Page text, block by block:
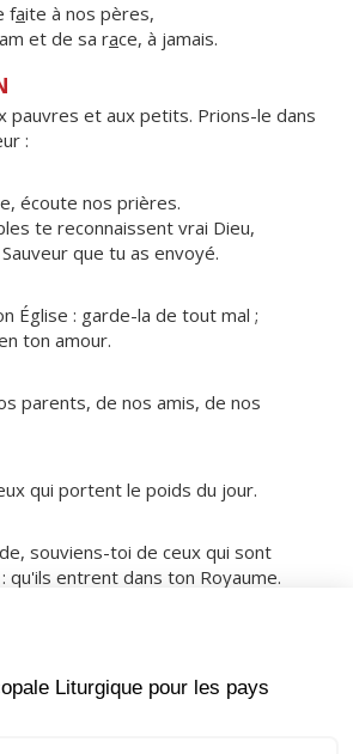
faite à nos pères,
et de sa race, à jamais.
pauvres et aux petits. Prions-le dans
:
écoute nos prières.
te reconnaissent vrai Dieu,
que tu as envoyé.
Église : garde-la de tout mal ;
ton amour.
parents, de nos amis, de nos
qui portent le poids du jour.
souviens-toi de ceux qui sont
qu'ils entrent dans ton Royaume.